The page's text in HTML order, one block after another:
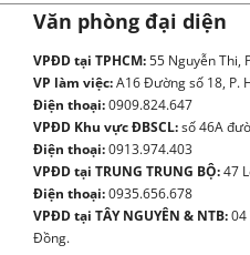
Văn phòng đại diện
VPĐD tại TPHCM:55 Nguyễn Thi,
VP làm việc:A16 Đường số 18, P.
Điện thoại:0909.824.647
VPĐD Khu vực ĐBSCL:số 46A
Điện thoại:0913.974.403
VPĐD tại TRUNG TRUNG BỘ:47
Điện thoại:0935.656.678
VPĐD tại TÂY NGUYÊN & NTB:04
Đồng.